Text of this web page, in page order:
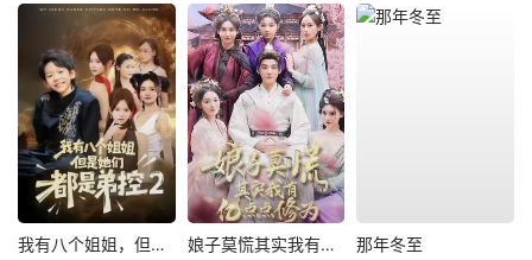
我有八个姐姐，但是他们都是弟控2 娘子莫慌其实我有亿点点修为 那年冬至